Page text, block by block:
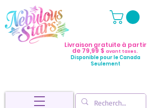
Livraison gratuite à partir
de 79,99 $ avant taxes.
Disponible pour le Canada
Seulement